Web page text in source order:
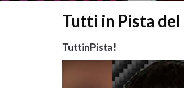
Tutti in Pista
TuttinPista!
Video